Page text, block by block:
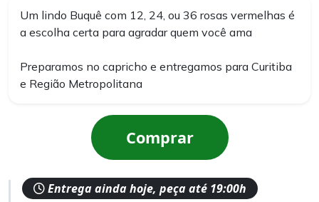
Um lindo Buquê com 12, 24, ou 36 rosas vermelhas é
a escolha certa para agradar quem você ama
Preparamos no capricho e entregamos para Curitiba
e Região Metropolitana
Comprar
Entrega ainda hoje, peça até 19:00h